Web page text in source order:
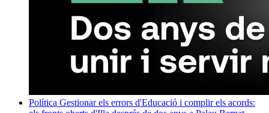
Política Gestionar els errors d'Educació i complir els acords: